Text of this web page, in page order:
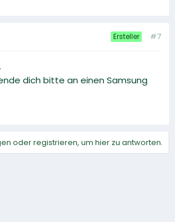
Ersteller #7
dich bitte an einen Samsung
oder registrieren, um hier zu antworten.